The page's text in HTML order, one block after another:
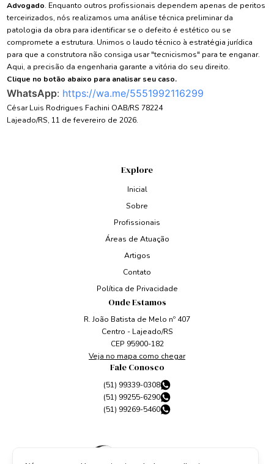
Advogado. Enquanto outros profissionais dependem apenas de peritos
terceirizados, nós realizamos uma análise técnica preliminar da
patologia da obra para identificar se o defeito é estético ou se
compromete a estrutura. Unimos o laudo técnico à estratégia jurídica
para que a construtora não consiga usar "tecnicismos" para te enganar.
Aqui, a precisão da engenharia garante a vitória do seu direito.
Clique no botão abaixo para analisar seu caso.
WhatsApp: https://wa.me/5551992116299
César Luis Rodrigues Fachini OAB/RS 78224
Lajeado/RS, 11 de fevereiro de 2026.
Explore
Inicial
Sobre
Profissionais
Áreas de Atuação
Artigos
Contato
Política de Privacidade
Onde Estamos
R. João Batista de Melo nº 407
Centro - Lajeado/RS
CEP 95900-182
Veja no mapa como chegar
Fale Conosco
(51) 99339-0308
(51) 99255-6290
(51) 99269-5460